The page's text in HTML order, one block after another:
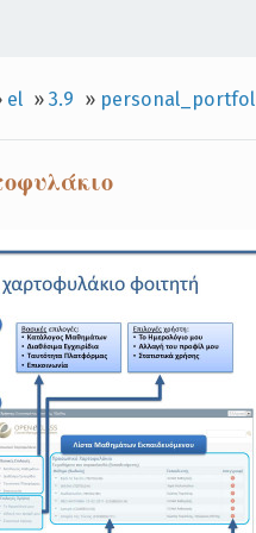
el » 3.9 »